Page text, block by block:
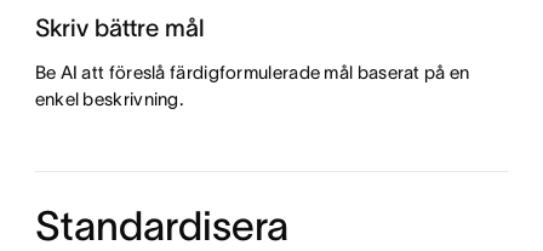
Skriv bättre mål
Be AI att föreslå färdigformulerade mål baserat på en
enkel beskrivning.
Standardisera